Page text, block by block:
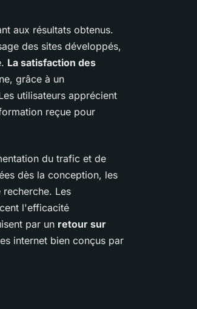
aux résultats obtenus.
des sites développés,
La satisfaction des
grâce à un
utilisateurs apprécient
reçue pour
du trafic et de
dès la conception, les
recherche. Les
l'efficacité
par un retour sur
internet bien conçus par